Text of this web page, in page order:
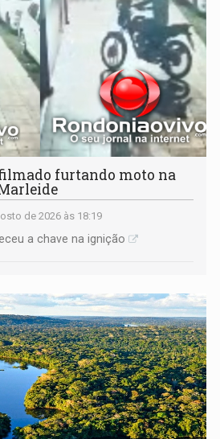
filmado furtando moto na
de 2026 às 18:19
a chave na ignição